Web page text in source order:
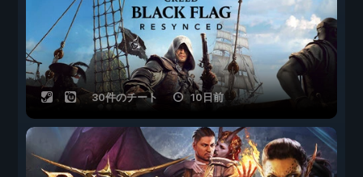
30件のチート 10日前